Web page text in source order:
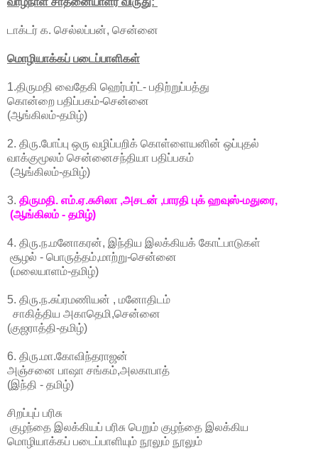
டாக்டர் க. செல்லப்பன், சென்னை
மொழியாக்கப் படைப்பாளிகள்
1.திருமதி வைதேகி ஹெர்பர்ட்- பதிற்றுப்பத்து
கொன்றை பதிப்பகம்-சென்னை
(ஆங்கிலம்-தமிழ்)
2. திரு.போப்பு ஒரு வழிப்பறிக் கொள்ளையனின் ஒப்புதல்
வாக்குமூலம் சென்னைசந்தியா பதிப்பகம்
(ஆங்கிலம்-தமிழ்)
3. திருமதி. எம்.ஏ.சுசிலா ,அசடன் ,பாரதி புக் ஹவுஸ்-மதுரை,
(ஆங்கிலம் - தமிழ்)
4. திரு.ந.மனோகரன், இந்திய இலக்கியக் கோட்பாடுகள்
சூழல் - பொருத்தம்,மாற்று-சென்னை
(மலையாளம்-தமிழ்)
5. திரு.ந.சுப்ரமணியன் , மனோதிடம்
சாகித்திய அகாதெமி,சென்னை
(குஜராத்தி-தமிழ்)
6. திரு.மா.கோவிந்தராஜன்
அஞ்சனை பாஷா சங்கம்,அலகாபாத்
(இந்தி - தமிழ்)
சிறப்புப் பரிசு
குழந்தை இலக்கியப் பரிசு பெறும் குழந்தை இலக்கிய
மொழியாக்கப் படைப்பாளியும் நூலும் நூலும்